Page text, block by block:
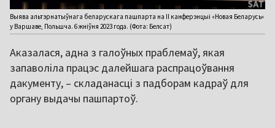
Выява альтэрнатыўнага беларускага пашпарта на II канферэнцыі «Новая Беларусь»
у Варшаве, Польшча. 6 жніўня 2023 года. (Фота: Белсат)
Аказалася, адна з галоўных праблемаў, якая
запаволіла працэс далейшага распрацоўвання
дакументу, – складанасці з падборам кадраў для
органу выдачы пашпартоў.